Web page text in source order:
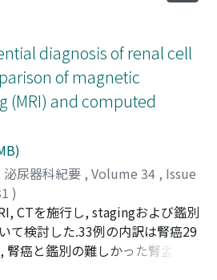
diagnosis of renal cell
of magnetic
(MRI) and computed
泌尿器科紀要 , Volume 34 , Issue
)
Shuichi; OKADA, Kenichiro;
Kazumasa;西村, 一男;飛
吉田, 修;西村, 一雄
CTを施行し, stagingおよび鑑別
て検討した.33例の内訳は腎癌29
癌と鑑別の難しかった腎盂癌1
は両者に差は認めなかった.静脈